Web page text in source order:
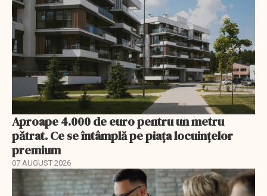
Aproape 4.000 de euro pentru un metru
pătrat. Ce se întâmplă pe piața locuințelor
premium
07 AUGUST 2026